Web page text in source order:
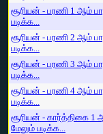
சூரியன் - பரணி 1 ஆம்
படிக்க...
சூரியன் - பரணி 2 ஆம்
படிக்க...
சூரியன் - பரணி 3 ஆம்
படிக்க...
சூரியன் - பரணி 4 ஆம்
படிக்க...
சூரியன் - கார்த்திகை 1
மேலும் படிக்க...